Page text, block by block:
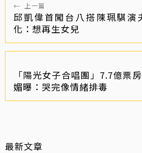
← 上一篇
邱凱偉首闖台八搭陳珮騏
化：想再生女兒
「陽光女子合唱團」7.7億票
媚曝：哭完像情緒排毒
最新文章